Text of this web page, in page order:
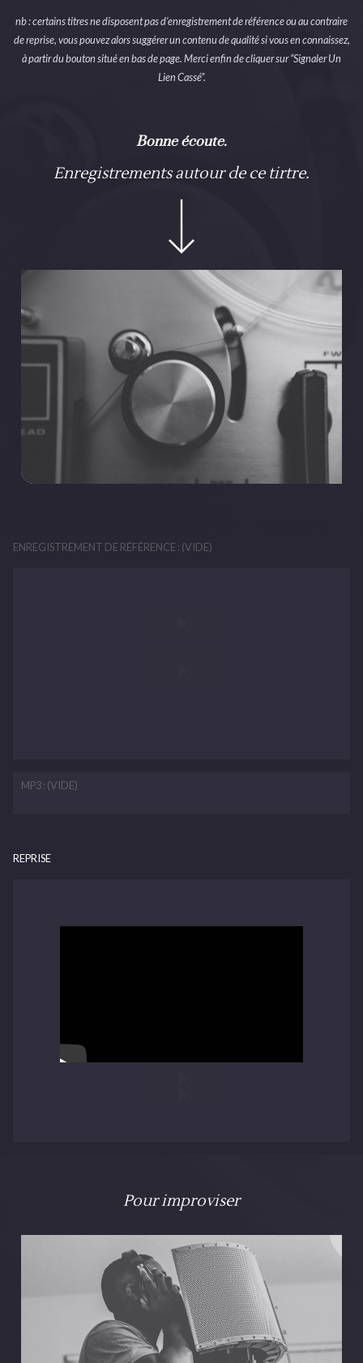
nb : certains titres ne disposent pas d’enregistrement de référence ou au contraire
de reprise, vous pouvez alors suggérer un contenu de qualité si vous en connaissez,
à partir du bouton situé en bas de page. Merci enfin de cliquer sur “Signaler Un
Lien Cassé”.
Bonne écoute.
Enregistrements autour de ce tirtre.
ENREGISTREMENT DE RÉFÉRENCE : (VIDE)
MP3 : (VIDE)
REPRISE
Pour improviser